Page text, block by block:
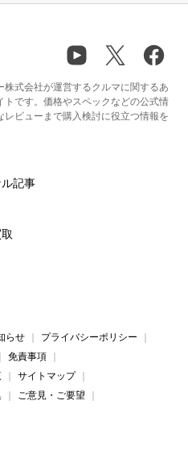
式会社が運営するクルマに関するあ
トです。価格やスペックなどの公式情
ビューまで購入検討に役立つ情報を
記事
らせ
プライバシーポリシー
免責事項
サイトマップ
ご意見・ご要望